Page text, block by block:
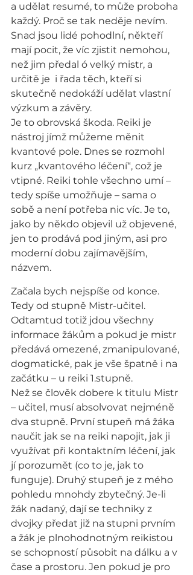
a udělat resumé, to může proboha
každý. Proč se tak neděje nevím.
Snad jsou lidé pohodlní, někteří
mají pocit, že víc zjistit nemohou,
než jim předal ó velký mistr, a
určitě je  i řada těch, kteří si
skutečně nedokáží udělat vlastní
výzkum a závěry.
Je to obrovská škoda. Reiki je
nástroj jímž můžeme měnit
kvantové pole. Dnes se rozmohl
kurz „kvantového léčení“, což je
vtipné. Reiki tohle všechno umí –
tedy spíše umožňuje – sama o
sobě a není potřeba nic víc. Je to,
jako by někdo objevil už objevené,
jen to prodává pod jiným, asi pro
moderní dobu zajímavějším,
názvem.
Začala bych nejspíše od konce.
Tedy od stupně Mistr-učitel.
Odtamtud totiž jdou všechny
informace žákům a pokud je mistr
předává omezené, zmanipulované,
dogmatické, pak je vše špatně i na
začátku – u reiki 1.stupně.
Než se člověk dobere k titulu Mistr
– učitel, musí absolvovat nejméně
dva stupně. První stupeň má žáka
naučit jak se na reiki napojit, jak ji
využívat při kontaktním léčení, jak
jí porozumět (co to je, jak to
funguje). Druhý stupeň je z mého
pohledu mnohdy zbytečný. Je-li
žák nadaný, dají se techniky z
dvojky předat již na stupni prvním
a žák je plnohodnotným reikistou
se schopností působit na dálku a v
čase a prostoru. Jen pokud je pro